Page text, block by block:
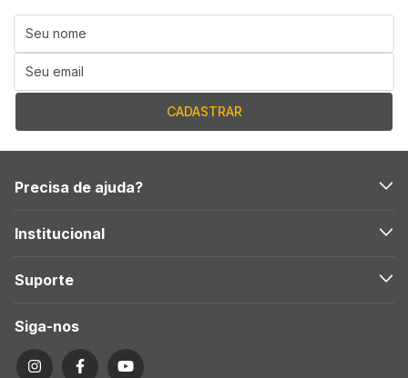
Precisa de ajuda?
Institucional
Suporte
Siga-nos